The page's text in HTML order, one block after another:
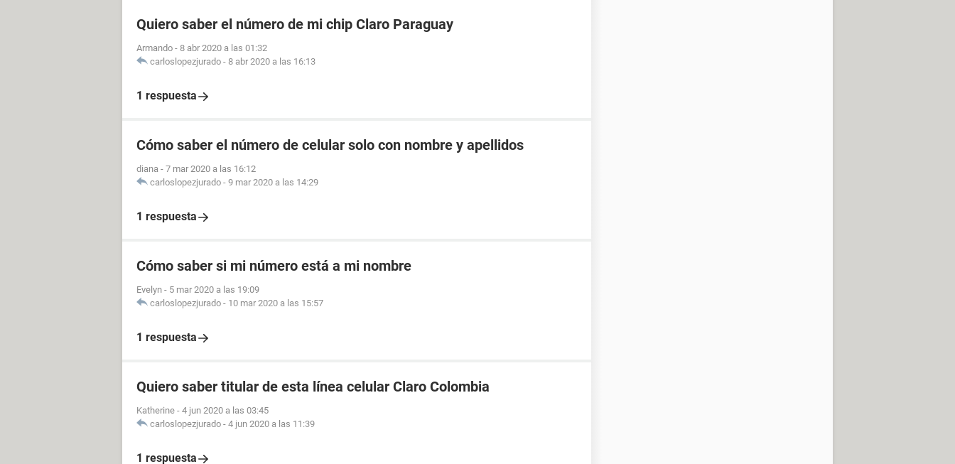
Quiero saber el número de mi chip Claro Paraguay
Armando - 8 abr 2020 a las 01:32
carloslopezjurado - 8 abr 2020 a las 16:13
1 respuesta
Cómo saber el número de celular solo con nombre y apellidos
diana - 7 mar 2020 a las 16:12
carloslopezjurado - 9 mar 2020 a las 14:29
1 respuesta
Cómo saber si mi número está a mi nombre
Evelyn - 5 mar 2020 a las 19:09
carloslopezjurado - 10 mar 2020 a las 15:57
1 respuesta
Quiero saber titular de esta línea celular Claro Colombia
Katherine - 4 jun 2020 a las 03:45
carloslopezjurado - 4 jun 2020 a las 11:39
1 respuesta